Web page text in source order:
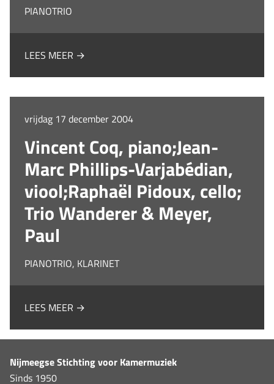
PIANOTRIO
LEES MEER →
vrijdag 17 december 2004
Vincent Coq, piano;Jean-
Marc Phillips-Varjabédian,
viool;Raphaël Pidoux, cello;
Trio Wanderer & Meyer,
Paul
PIANOTRIO, KLARINET
LEES MEER →
Nijmeegse Stichting voor Kamermuziek
Sinds 1950